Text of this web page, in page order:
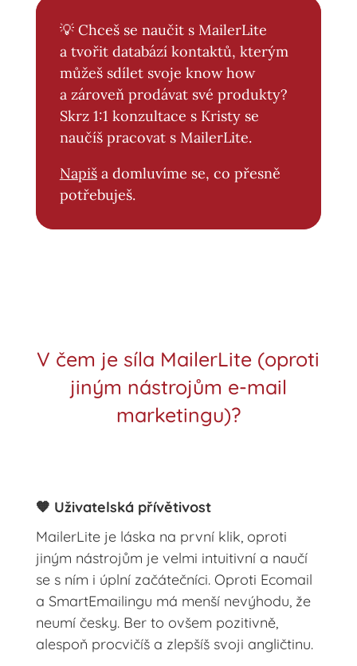
💡 Chceš se naučit s MailerLite
a tvořit databází kontaktů, kterým
můžeš sdílet svoje know how
a zároveň prodávat své produkty?
Skrz 1:1 konzultace s Kristy se
naučíš pracovat s MailerLite.
Napiša domluvíme se, co přesně
potřebuješ.
V čem je síla MailerLite (oproti
jiným nástrojům e-mail
marketingu)?
🧡 Uživatelská přívětivost
MailerLite je láska na první klik, oproti
jiným nástrojům je velmi intuitivní a naučí
se s ním i úplní začátečníci. Oproti Ecomail
a SmartEmailingu má menší nevýhodu, že
neumí česky. Ber to ovšem pozitivně,
alespoň procvičíš a zlepšíš svoji angličtinu.